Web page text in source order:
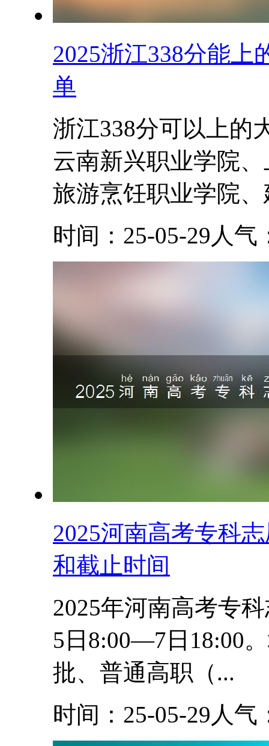
2025浙江338分能上
单
浙江338分可以上的
云南新兴职业学院
旅游烹饪职业学院
时间：25-05-29 人气
2025河南高考专科
和截止时间
2025年河南高考专
5日8:00—7日18:00
批、普通高职（...
时间：25-05-29 人气